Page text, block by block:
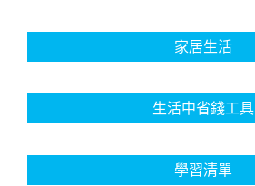
家居生活
生活中省錢工具
學習清單